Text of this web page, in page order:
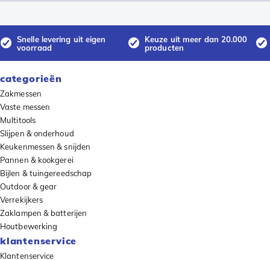
Snelle levering uit eigen
voorraad
Keuze uit meer dan 20.000
producten
categorieën
Zakmessen
Vaste messen
Multitools
Slijpen & onderhoud
Keukenmessen & snijden
Pannen & kookgerei
Bijlen & tuingereedschap
Outdoor & gear
Verrekijkers
Zaklampen & batterijen
Houtbewerking
klantenservice
Klantenservice